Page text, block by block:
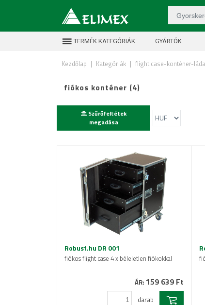
TERMÉK KATEGÓRIÁK GYÁRTÓK
Kezdőlap | Kategóriák | flight case-konténer-
fiókos konténer (4)
Szűrőfeltétek
megadása
Robust.hu DR 001
fiókos flight case 4 x béleletlen fiókokkal
ÁR: 159 639 Ft
darab